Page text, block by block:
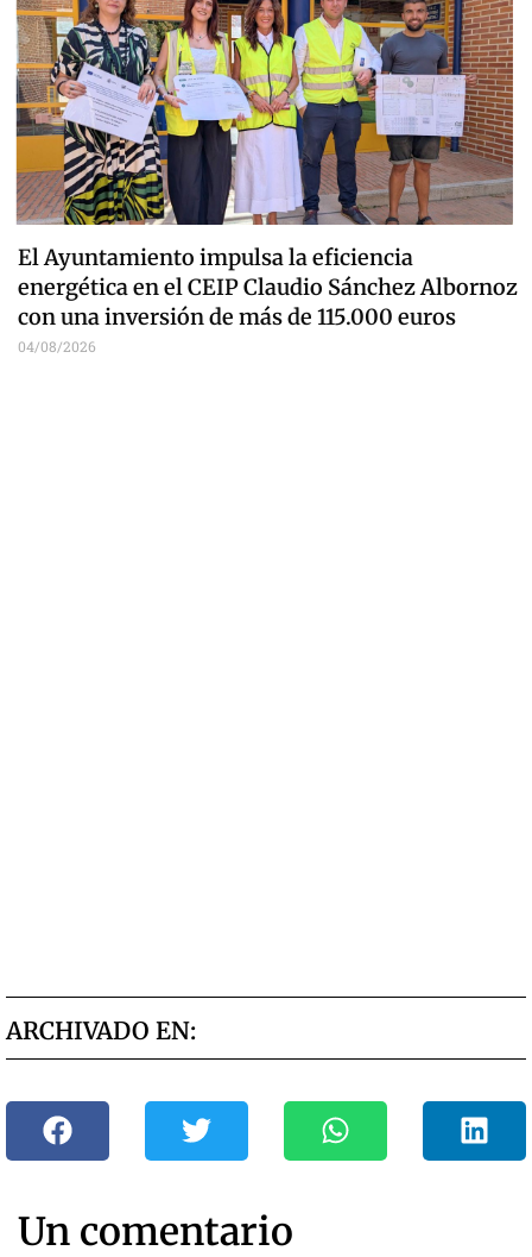
El Ayuntamiento impulsa la eficiencia
energética en el CEIP Claudio Sánchez Albornoz
con una inversión de más de 115.000 euros
04/08/2026
ARCHIVADO EN:
Un comentario